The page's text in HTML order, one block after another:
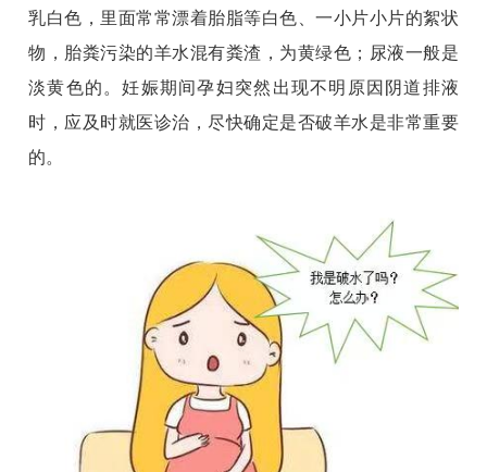
乳白色，里面常常漂着胎脂等白色、一小片小片的絮状
物，胎粪污染的羊水混有粪渣，为黄绿色；尿液一般是
淡黄色的。妊娠期间孕妇突然出现不明原因阴道排液
时，应及时就医诊治，尽快确定是否破羊水是非常重要
的。